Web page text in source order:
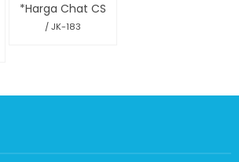
*Harga Chat CS
/ JK-183